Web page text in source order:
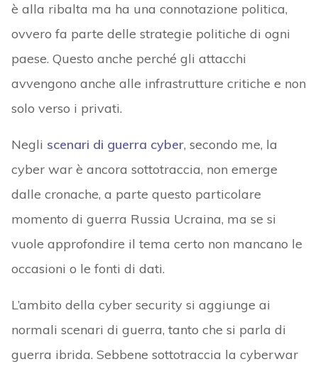
è alla ribalta ma ha una connotazione politica,
ovvero fa parte delle strategie politiche di ogni
paese. Questo anche perché gli attacchi
avvengono anche alle infrastrutture critiche e non
solo verso i privati.
Negli scenari di guerra cyber, secondo me, la
cyber war è ancora sottotraccia, non emerge
dalle cronache, a parte questo particolare
momento di guerra Russia Ucraina, ma se si
vuole approfondire il tema certo non mancano le
occasioni o le fonti di dati.
L’ambito della cyber security si aggiunge ai
normali scenari di guerra, tanto che si parla di
guerra ibrida. Sebbene sottotraccia la cyberwar